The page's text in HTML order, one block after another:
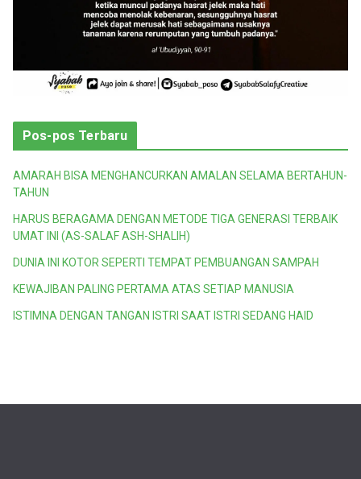
Pos-pos Terbaru
AMARAH BISA MENGHANCURKAN AMALAN SELAMA BERTAHUN-
TAHUN
HARUS BERAGAMA DENGAN METODE TIGA GENERASI TERBAIK
UMAT INI (AS-SALAF ASH-SHALIH)
DUNIA INI KOTOR SEPERTI TEMPAT PEMBUANGAN SAMPAH
KEWAJIBAN PALING PERTAMA ATAS SETIAP MANUSIA
ISTIMNA DENGAN TANGAN ISTRI SAAT ISTRI SEDANG HAID